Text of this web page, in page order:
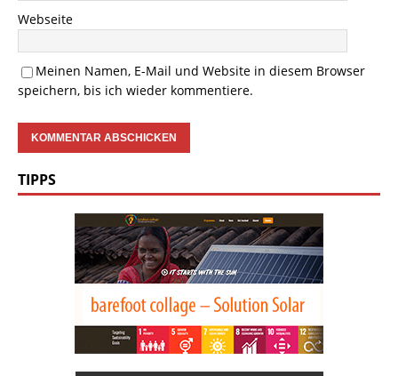
Webseite
Meinen Namen, E-Mail und Website in diesem Browser
speichern, bis ich wieder kommentiere.
TIPPS